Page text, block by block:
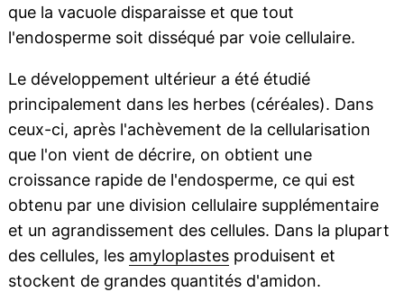
que la vacuole disparaisse et que tout
l'endosperme soit disséqué par voie cellulaire.
Le développement ultérieur a été étudié
principalement dans les herbes (céréales). Dans
ceux-ci, après l'achèvement de la cellularisation
que l'on vient de décrire, on obtient une
croissance rapide de l'endosperme, ce qui est
obtenu par une division cellulaire supplémentaire
et un agrandissement des cellules. Dans la plupart
des cellules, les amyloplastesproduisent et
stockent de grandes quantités d'amidon.